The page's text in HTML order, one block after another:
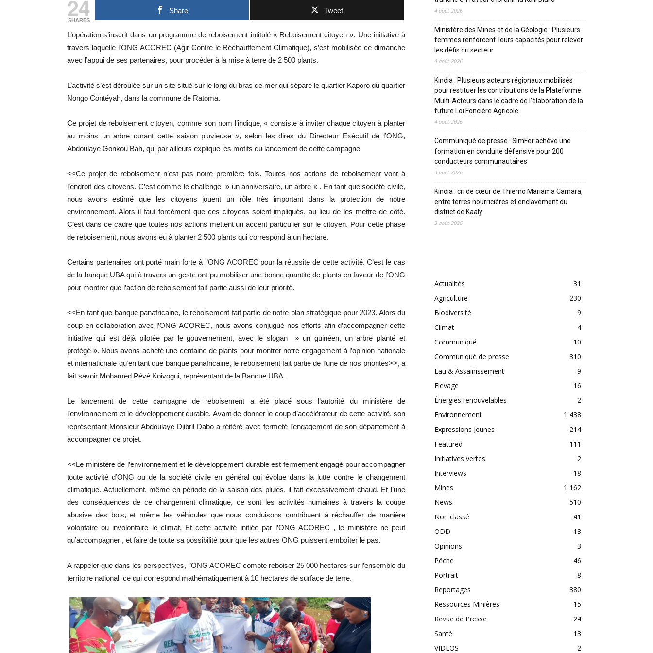
24
SHARES
Share Tweet
L’opération s’inscrit dans un programme de reboisement intitulé « Reboisement citoyen ». Une initiative à
travers laquelle l’ONG ACOREC (Agir Contre le Réchauffement Climatique), s’est mobilisée ce dimanche
avec l’appui de ses partenaires, pour procéder à la mise à terre de 2 500 plants.
L’activité s’est déroulée sur un site situé sur le long du bras de mer qui sépare le quartier Kaporo du quartier
Nongo Contéyah, dans la commune de Ratoma.
Ce projet de reboisement citoyen, comme son nom l’indique, « consiste à inviter chaque citoyen à planter
au moins un arbre durant cette saison pluvieuse », selon les dires du Directeur Exécutif de l’ONG,
Abdoulaye Gonkou Bah, qui par ailleurs explique les motifs du lancement de cette campagne.
<<Ce projet de reboisement n’est pas notre première fois. Toutes nos actions de reboisement vont à
l’endroit des citoyens. C’est comme le challenge » un anniversaire, un arbre « . En tant que société civile,
nous avons estimé que les citoyens jouent un rôle très important dans la protection de notre
environnement. Alors il faut forcément que ces citoyens soient impliqués, au lieu de les mettre de côté.
C’est dans ce cadre que toutes nos actions mettent un accent particulier sur le citoyen. Pour cette phase
de reboisement, nous avons eu à planter 2 500 plants qui correspond à un hectare.
Certains partenaires ont porté main forte à l’ONG ACOREC pour la réussite de cette activité. C’est le cas
de la banque UBA qui à travers un geste ont pu mobiliser une bonne quantité de plants en faveur de l’ONG
pour montrer que l’action de reboisement fait partie aussi de leur priorité.
<<En tant que banque panafricaine, le reboisement fait partie de notre plan stratégique pour 2023. Alors du
coup en collaboration avec l’ONG ACOREC, nous avons conjugué nos efforts afin d’accompagner cette
initiative qui est déjà pilotée par le gouvernement, avec le slogan » un guinéen, un arbre planté et
protégé ». Nous avons acheté une centaine de plants pour montrer notre engagement à l’opinion nationale
et internationale qu’en tant que banque panafricaine, le reboisement fait partie de l’une de nos priorités>>, a
fait savoir Mohamed Pévé Koivogui, représentant de la Banque UBA.
Le lancement de cette campagne de reboisement a été placé sous l’autorité du ministère de
l’environnement et le développement durable. Avant de donner le coup d’accélérateur de cette activité, son
représentant Monsieur Abdoulaye Djibril Dabo a réitéré avec fermeté l’engagement de son département à
accompagner ce projet.
<<Le ministère de l’environnement et le développement durable est fermement engagé pour accompagner
toute activité d’ONG ou de la société civile en général qui évolue dans la lutte contre le changement
climatique. Actuellement, même en période de la saison des pluies, il fait excessivement chaud. Et l’une
des conséquences de ce changement climatique, ce sont les activités humaines à travers la coupe
abusive des bois, et même les véhicules que nous conduisons contribuent à réchauffer de manière
volontaire ou involontaire le climat. Et cette activité initiée par l’ONG ACOREC , le ministère ne peut
qu’accompagner , et faire de toute sa possibilité pour que les autres ONG puissent emboîter le pas.
A rappeler que dans les perspectives, l’ONG ACOREC compte reboiser 25 000 hectares sur l’ensemble du
territoire national, ce qui correspond mathématiquement à 10 hectares de surface de terre.
4 août 2026
Ministère des Mines et de la Géologie : Plusieurs
femmes renforcent leurs capacités pour relever
les défis du secteur
4 août 2026
Kindia : Plusieurs acteurs régionaux mobilisés
pour restituer les contributions de la Plateforme
Multi-Acteurs dans le cadre de l’élaboration de la
future Loi Foncière Agricole
4 août 2026
Communiqué de presse : SimFer achève une
formation en conduite défensive pour 200
conducteurs communautaires
3 août 2026
Kindia : cri de cœur de Thierno Mariama Camara,
entre terres nourricières et enclavement du
district de Kaaly
3 août 2026
Actualités
31
Agriculture
230
Biodiversité
9
Climat
4
Communiqué
10
Communiqué de presse
310
Eau & Assainissement
9
Elevage
16
Énergies renouvelables
2
Environnement
1 438
Expressions Jeunes
214
Featured
111
Initiatives vertes
2
Interviews
18
Mines
1 162
News
510
Non classé
41
ODD
13
Opinions
3
Pêche
46
Portrait
8
Reportages
380
Ressources Minières
15
Revue de Presse
24
Santé
13
VIDEOS
2